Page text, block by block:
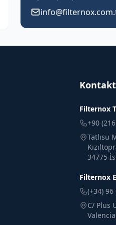
Kontakt
Filternox
+90
Tatlısu
34775
Filternox
(+34) 96
C/ Plus